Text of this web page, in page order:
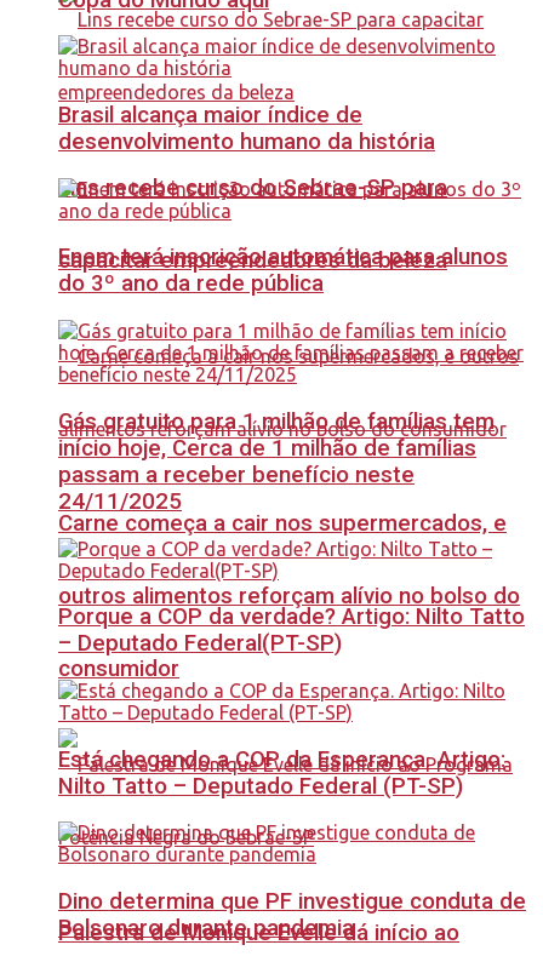
Lins recebe curso do Sebrae-SP para
capacitar empreendedores da beleza
Carne começa a cair nos supermercados, e
outros alimentos reforçam alívio no bolso do
consumidor
Palestra de Monique Evelle dá início ao
Brasil alcança maior índice de
desenvolvimento humano da história
Enem terá inscrição automática para alunos
do 3º ano da rede pública
Gás gratuito para 1 milhão de famílias tem
início hoje, Cerca de 1 milhão de famílias
passam a receber benefício neste
24/11/2025
Porque a COP da verdade? Artigo: Nilto Tatto
– Deputado Federal(PT-SP)
Está chegando a COP da Esperança. Artigo:
Nilto Tatto – Deputado Federal (PT-SP)
Dino determina que PF investigue conduta de
Bolsonaro durante pandemia